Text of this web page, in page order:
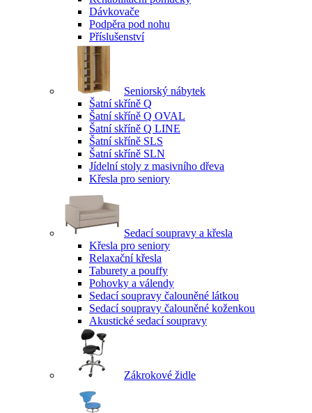
Dávkovače
Podpěra pod nohu
Příslušenství
Seniorský nábytek
Šatní skříně Q
Šatní skříně Q OVAL
Šatní skříně Q LINE
Šatní skříně SLS
Šatní skříně SLN
Jídelní stoly z masivního dřeva
Křesla pro seniory
Sedací soupravy a křesla
Křesla pro seniory
Relaxační křesla
Taburety a pouffy
Pohovky a válendy
Sedací soupravy čalouněné látkou
Sedací soupravy čalouněné koženkou
Akustické sedací soupravy
Zákrokové židle